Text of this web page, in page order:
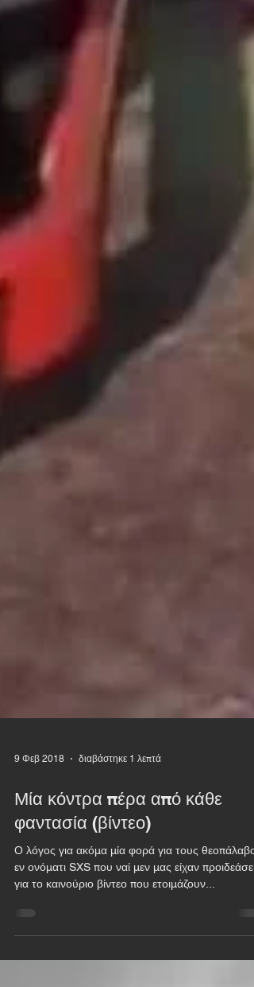
9 Φεβ 2018 διαβάστηκε 1 λεπτά
Μία κόντρα πέρα από κάθε
φαντασία (βίντεο)
εν ονόματι SXS που ναί μεν μας είχαν προιδεάσει